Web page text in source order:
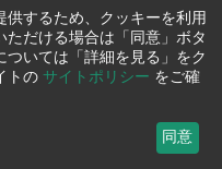
するため、クッキーを利用
ただける場合は「同意」ボタ
ついては「詳細を見る」をク
トの サイトポリシー をご確
同意